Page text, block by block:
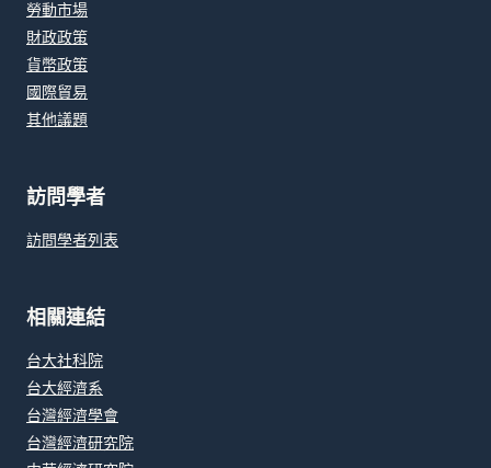
勞動市場
財政政策
貨幣政策
國際貿易
其他議題
訪問學者
訪問學者列表
相關連結
台大社科院
台大經濟系
台灣經濟學會
台灣經濟研究院